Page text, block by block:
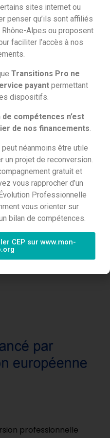
– Témoignage d’Anaïs
de car dans le milieu du
articles de notre
VOUS
professionnelle
sites internet ou
penser qu’ils sont affiliés
Alpes ou proposent
faciliter l’accès à nos
Transitions Pro ne
payant permettant
dispositifs.
de compétences n’est
de nos financements
néanmoins être utile
un projet de reconversion.
gratuit et
vous rapprocher d’un
Professionnelle
vous orienter sur
bilan de compétences.
CEP sur www.mon-